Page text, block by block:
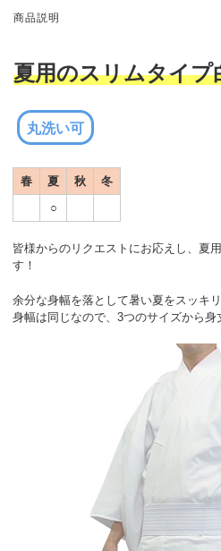
商品説明
夏用のスリムタイプ
丸洗い可
春 夏 秋
冬
○
皆様からのリクエストにお応えし、夏
す！
余分な身幅を落として暑い夏をスッキ
身幅は同じなので、3つのサイズから身